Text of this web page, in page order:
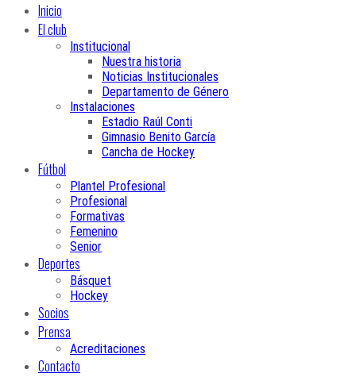
Inicio
El club
Institucional
Nuestra historia
Noticias Institucionales
Departamento de Género
Instalaciones
Estadio Raúl Conti
Gimnasio Benito García
Cancha de Hockey
Fútbol
Plantel Profesional
Profesional
Formativas
Femenino
Senior
Deportes
Básquet
Hockey
Socios
Prensa
Acreditaciones
Contacto